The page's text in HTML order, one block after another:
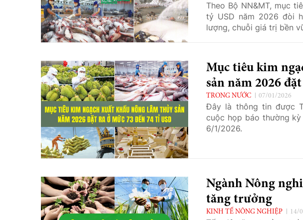
Theo Bộ NN&MT, mục
tỷ USD năm 2026 đòi
lượng, chuỗi giá trị bền
Mục tiêu kim
sản năm 2026
TRONG NƯỚC 07/01/2026
Đây là thông tin được
cuộc họp báo thường
6/1/2026.
Ngành Nông
tăng trưởng
KINH TẾ NÔNG NGHIỆP 14/